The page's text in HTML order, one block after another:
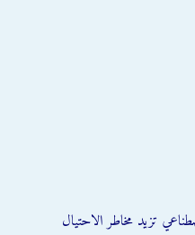
تزيد مخاطر الاحتيال